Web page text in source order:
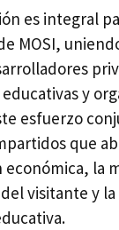
es integral
MOSI,
y
esfuerzo
que
económica, la
visitante y